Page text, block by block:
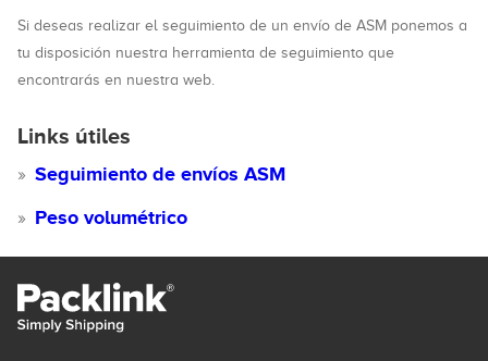
Si deseas realizar el seguimiento de un envío de ASM ponemos a
tu disposición nuestra herramienta de seguimiento que
encontrarás en nuestra web.
Links útiles
Seguimiento de envíos ASM
Peso volumétrico